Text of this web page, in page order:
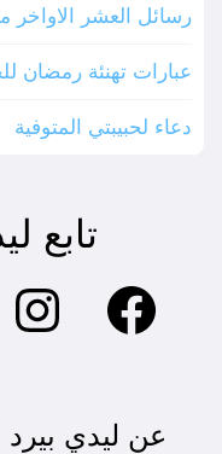
رسائل العشر
عبارات تهنئة رمضان
دعاء لحبيبتي المتوفية
تابع
عن ليدي بيرد